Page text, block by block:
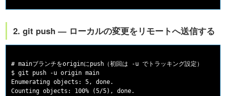
2. git push — ローカルの変更をリモートへ送信する
# mainブランチをoriginにpush（初回は -u でトラッキング設定）
$ git push -u origin main
Enumerating objects: 5, done.
Counting objects: 100% (5/5), done.